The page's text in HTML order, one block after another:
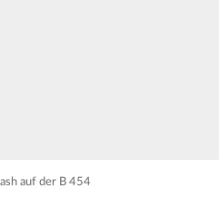
auf der B 454